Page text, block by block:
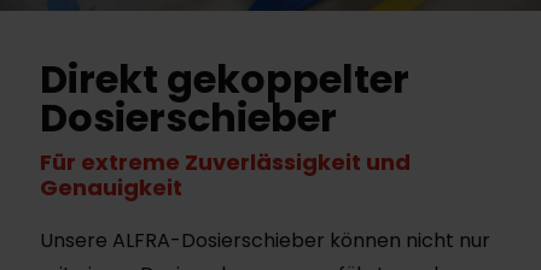
Direkt gekoppelter
Dosierschieber
Für extreme Zuverlässigkeit und
Genauigkeit
Unsere ALFRA-Dosierschieber können nicht nur